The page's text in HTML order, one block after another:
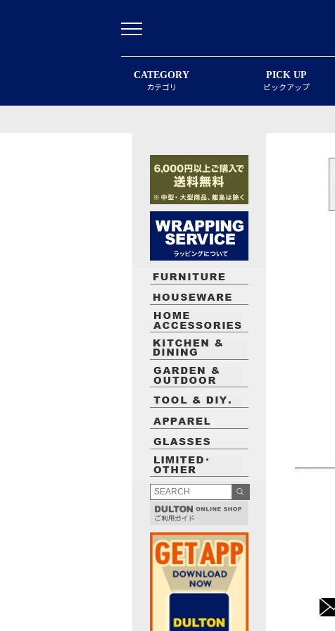
CATEGORY
カテゴリ
PICK UP
ピックアップ